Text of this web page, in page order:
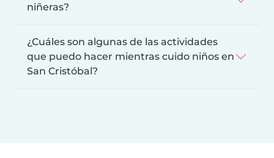
niñeras?
¿Cuáles son algunas de las actividades
que puedo hacer mientras cuido niños en
San Cristóbal?